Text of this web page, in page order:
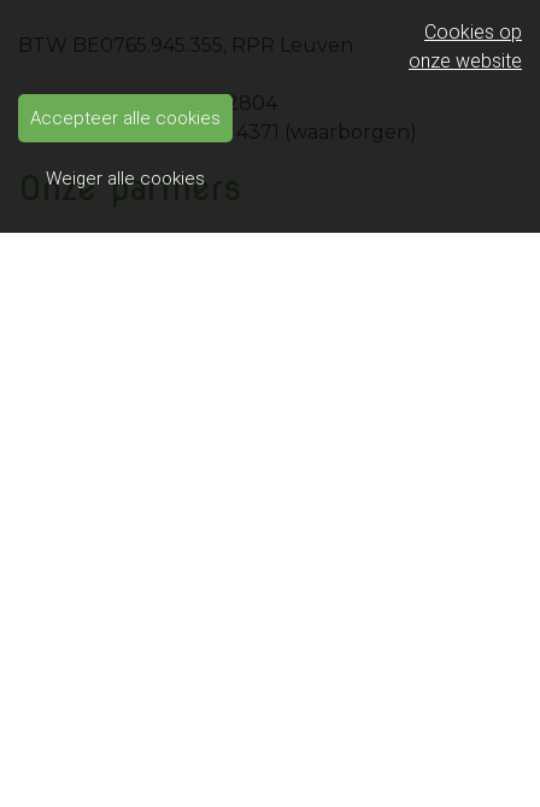
BTW BE0765.945.355, RPR Leuven
IBAN BE10 0689 4461 2804
IBAN BE49 0689 4058 4371 (waarborgen)
Onze partners
en dit maakt het voor jou mogelijk om informatie te delen via
social media.Bekijk ons cookiebeleid
Cookies op
onze website
Accepteer alle cookies
Weiger alle cookies